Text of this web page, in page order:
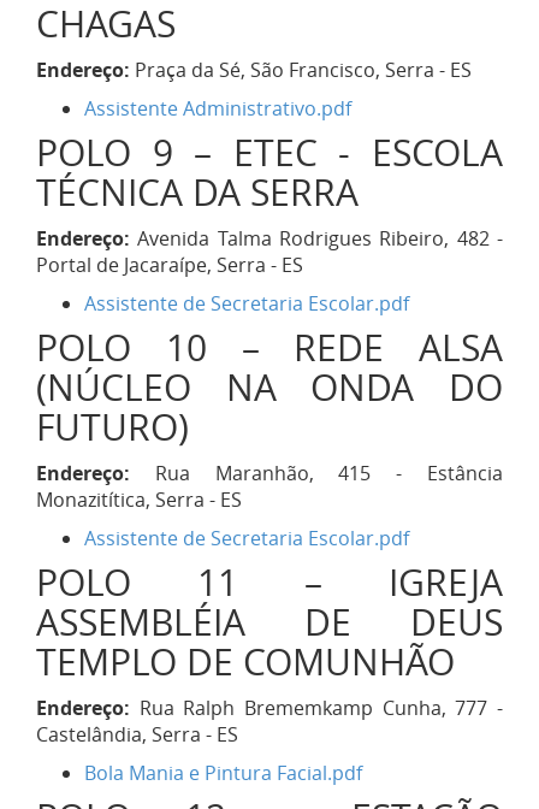
CHAGAS
Endereço: Praça da Sé, São Francisco, Serra - ES
Assistente Administrativo.pdf
POLO 9 – ETEC - ESCOLA
TÉCNICA DA SERRA
Endereço: Avenida Talma Rodrigues Ribeiro, 482 -
Portal de Jacaraípe, Serra - ES
Assistente de Secretaria Escolar.pdf
POLO 10 – REDE ALSA
(NÚCLEO NA ONDA DO
FUTURO)
Endereço:
Rua Maranhão, 415 - Estância
Monazitítica, Serra - ES
Assistente de Secretaria Escolar.pdf
POLO 11 – IGREJA
ASSEMBLÉIA DE DEUS
TEMPLO DE COMUNHÃO
Endereço: Rua Ralph Brememkamp Cunha, 777 -
Castelândia, Serra - ES
Bola Mania e Pintura Facial.pdf